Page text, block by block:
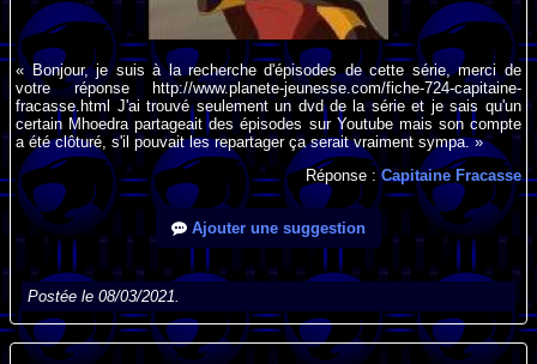
« Bonjour, je suis à la recherche d'épisodes de cette série, merci de
votre réponse http://www.planete-jeunesse.com/fiche-724-capitaine-
fracasse.html J'ai trouvé seulement un dvd de la série et je sais qu'un
certain Mhoedra partageait des épisodes sur Youtube mais son compte
a été clôturé, s'il pouvait les repartager ça serait vraiment sympa. »
Réponse :Capitaine Fracasse
Ajouter une suggestion
Postée le 08/03/2021.